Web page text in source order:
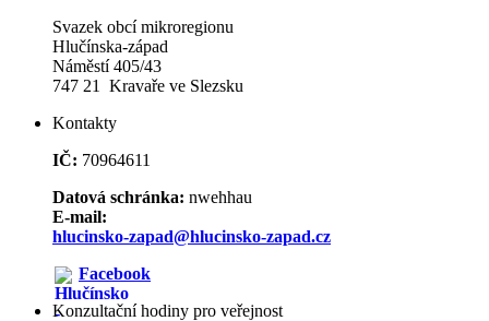
Svazek obcí mikroregionu
Hlučínska-západ
Náměstí 405/43
747 21 Kravaře ve Slezsku
Kontakty
IČ: 70964611
Datová schránka: nwehhau
E-mail:
hlucinsko-zapad@hlucinsko-zapad.cz
Facebook
Konzultační hodiny pro veřejnost